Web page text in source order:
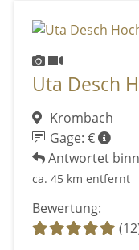
Uta Desch
Krombach
Gage: €
Antwortet
ca. 45 km entfernt
Bewertung: